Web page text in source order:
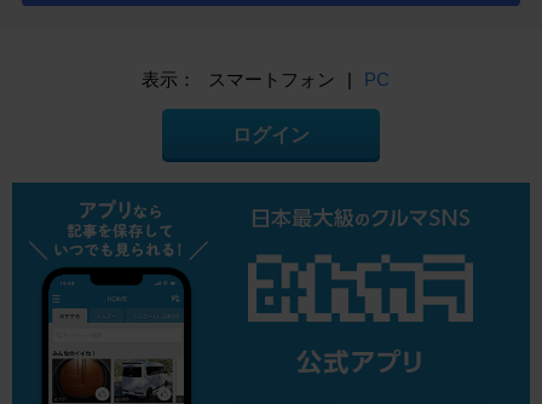
表示： スマートフォン | PC
ログイン